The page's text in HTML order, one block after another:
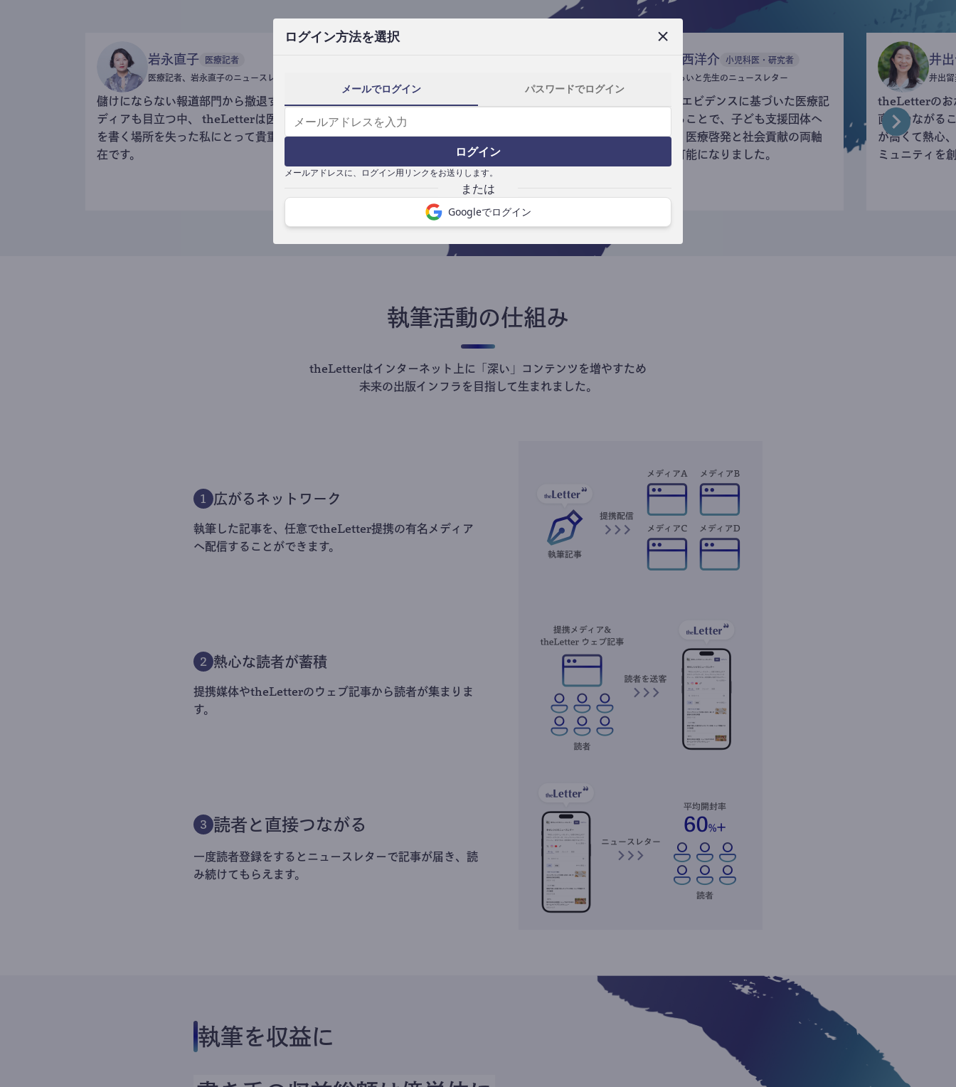
ログイン方法を選択
メールでログイン パスワードでログイン
ログイン
メールアドレスに、ログイン用リンクをお送りします。
Googleでログイン
岩永直子 医療記者
医療記者、岩永直子のニュースレター
儲けにならない報道部門から撤退するメ
ディアも目立つ中、 theLetterは医療記事
を書く場所を失った私にとって貴重な存
在です。
い距離で執筆できる場所です。
今西洋介 小児科医・研究者
ふらいと先生のニュースレター
theLetterでエビデンスに基づいた医療記
事を執筆することで、子ども支援団体へ
の寄付など、医療啓発と社会貢献の両軸
での活動が可能になりました。
井
井出
theLetterのお
直接つながる
が高くて熱心
ミュニティを
執筆活動の仕組み
theLetterはインターネット上に「深い」コンテンツを増やすため
未来の出版インフラを目指して生まれました。
1 広がるネットワーク
執筆した記事を、任意でtheLetter提携の有名メディア
へ配信することができます。
2 熱心な読者が蓄積
提携媒体やtheLetterのウェブ記事から読者が集まりま
す。
3 読者と直接つながる
一度読者登録をするとニュースレターで記事が届き、読
み続けてもらえます。
執筆を収益に